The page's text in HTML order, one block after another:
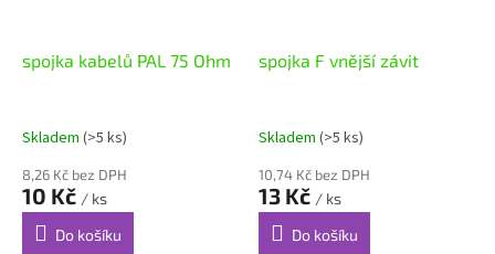
spojka kabelů PAL 75 Ohm
Skladem (>5 ks)
8,26 Kč bez DPH
10 Kč / ks
Do košíku
spojka F vnější závit
Skladem (>5 ks)
10,74 Kč bez DPH
13 Kč / ks
Do košíku